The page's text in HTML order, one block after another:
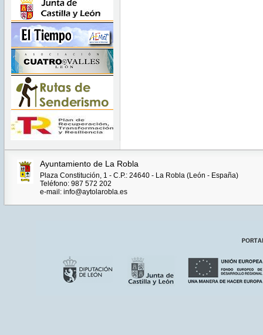
Ayuntamiento de La Robla
Plaza Constitución, 1 - C.P.: 24640 - La Robla (León - España)
Teléfono: 987 572 202
e-mail: info@aytolarobla.es